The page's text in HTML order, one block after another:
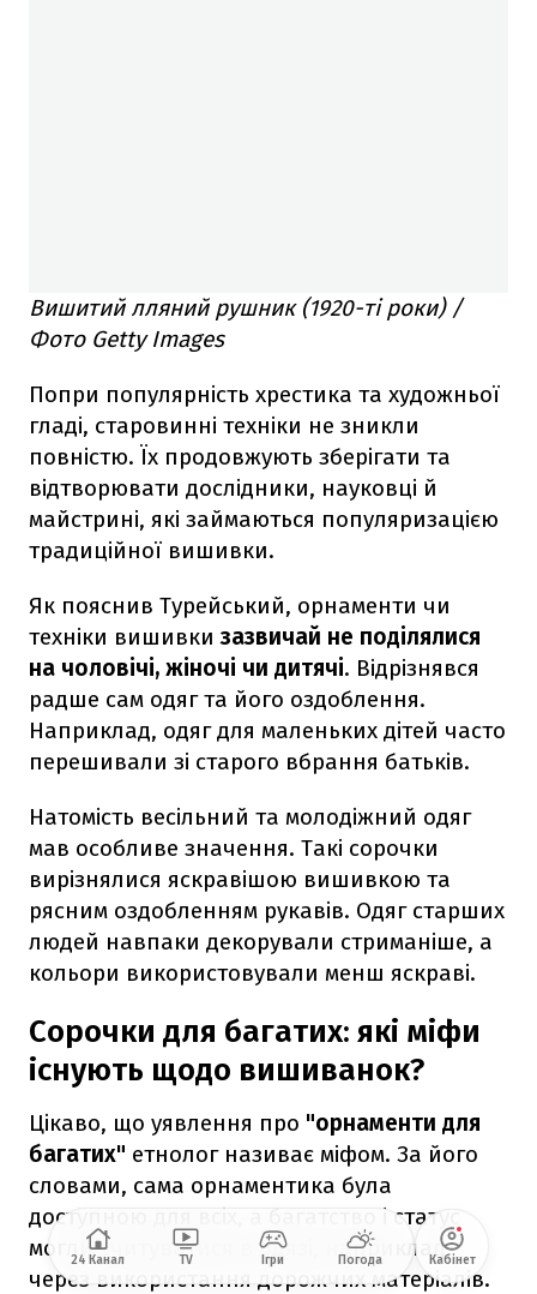
Вишитий лляний рушник (1920-ті роки) /
Фото Getty Images
Попри популярність хрестика та художньої
гладі, старовинні техніки не зникли
повністю. Їх продовжують зберігати та
відтворювати дослідники, науковці й
майстрині, які займаються популяризацією
традиційної вишивки.
Як пояснив Турейський, орнаменти чи
техніки вишивкизазвичай не поділялися
на чоловічі, жіночі чи дитячі. Відрізнявся
радше сам одяг та його оздоблення.
Наприклад, одяг для маленьких дітей часто
перешивали зі старого вбрання батьків.
Натомість весільний та молодіжний одяг
мав особливе значення. Такі сорочки
вирізнялися яскравішою вишивкою та
рясним оздобленням рукавів. Одяг старших
людей навпаки декорували стриманіше, а
кольори використовували менш яскраві.
Сорочки для багатих: які міфи
існують щодо вишиванок?
Цікаво, що уявлення про "орнаменти для
багатих" етнолог називає міфом. За його
словами, сама орнаментика була
доступною для всіх, а багатство і статус
могли зчитуватися в одязі, наприклад,
через використання дорожчих матеріалів.
24 Канал TV Ігри Погода Кабінет